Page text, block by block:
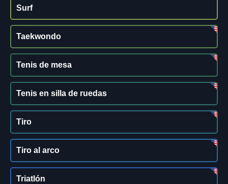
Surf
Taekwondo
Tenis de mesa
Tenis en silla de ruedas
Tiro
Tiro al arco
Triatlón